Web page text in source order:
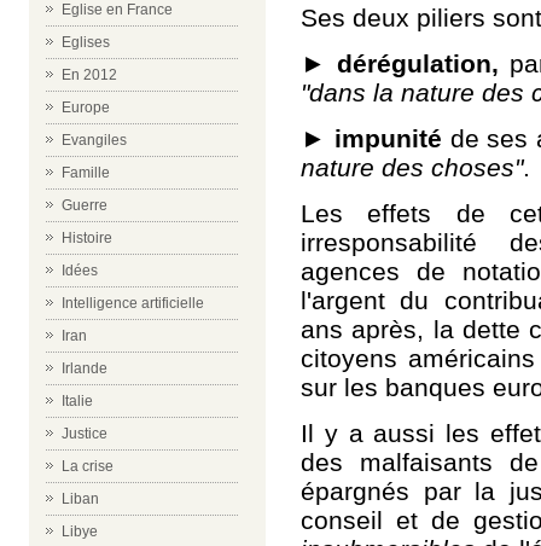
Eglise en France
Eglises
En 2012
Europe
Evangiles
Famille
Guerre
Histoire
Idées
Intelligence artificielle
Iran
Irlande
Italie
Justice
La crise
Liban
Libye
Ses deux piliers
► dérégulation,
"dans la nature des
► impunité de ses
nature des choses".
Les effets de
irresponsabilité
agences de
l'argent du
ans après, la dette
citoyens
sur les banques
Il y a aussi les
des malfaisants
épargnés par la
conseil et de